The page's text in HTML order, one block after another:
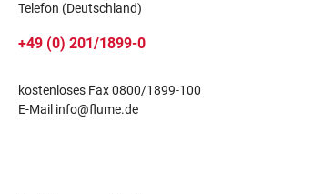
Telefon (Deutschland)
+49 (0) 201/1899-0
kostenloses Fax 0800/1899-100
E-Mail info@flume.de